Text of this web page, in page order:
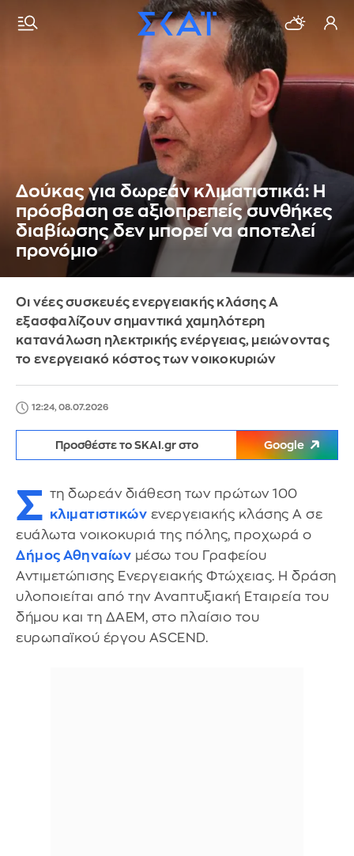
Δούκας για δωρεάν κλιματιστικά: Η
πρόσβαση σε αξιοπρεπείς συνθήκες
διαβίωσης δεν μπορεί να αποτελεί
προνόμιο
Οι νέες συσκευές ενεργειακής κλάσης Α
εξασφαλίζουν σημαντικά χαμηλότερη
κατανάλωση ηλεκτρικής ενέργειας, μειώνοντας
το ενεργειακό κόστος των νοικοκυριών
12:24, 08.07.2026
Προσθέστε το SKAI.gr στο Google
Σ τη δωρεάν διάθεση των πρώτων 100
κλιματιστικών ενεργειακής κλάσης Α σε
ευάλωτα νοικοκυριά της πόλης, προχωρά ο
Δήμος Αθηναίων μέσω του Γραφείου
Αντιμετώπισης Ενεργειακής Φτώχειας. Η δράση
υλοποιείται από την Αναπτυξιακή Εταιρεία του
δήμου και τη ΔΑΕΜ, στο πλαίσιο του
ευρωπαϊκού έργου ASCEND.